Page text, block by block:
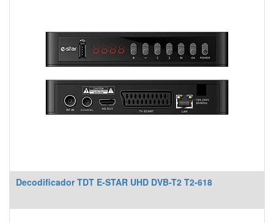
Decodificador TDT E-STAR UHD DVB-T2 T2-618